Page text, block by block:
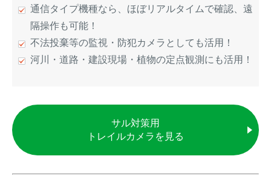
通信タイプ機種なら、ほぼリアルタイムで確認、遠
隔操作も可能！
不法投棄等の監視・防犯カメラとしても活用！
河川・道路・建設現場・植物の定点観測にも活用！
サル対策用
トレイルカメラを見る